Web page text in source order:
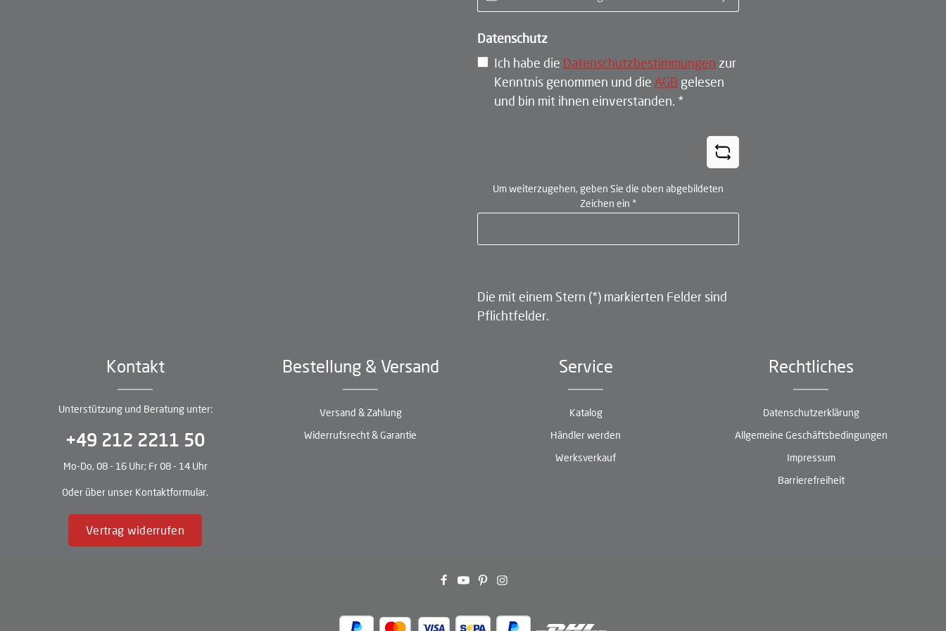
Datenschutz
Ich habe die Datenschutzbestimmungen zur
Kenntnis genommen und die AGB gelesen
und bin mit ihnen einverstanden. *
Um weiterzugehen, geben Sie die oben abgebildeten
Zeichen ein *
Die mit einem Stern (*) markierten Felder sind
Pflichtfelder.
Kontakt
Unterstützung und Beratung unter:
+49 212 2211 50
Mo-Do, 08 - 16 Uhr; Fr 08 - 14 Uhr
Oder über unser Kontaktformular.
Vertrag widerrufen
Bestellung & Versand
Versand & Zahlung
Widerrufsrecht & Garantie
Service
Katalog
Händler werden
Werksverkauf
Rechtliches
Datenschutzerklärung
Allgemeine Geschäftsbedingungen
Impressum
Barrierefreiheit